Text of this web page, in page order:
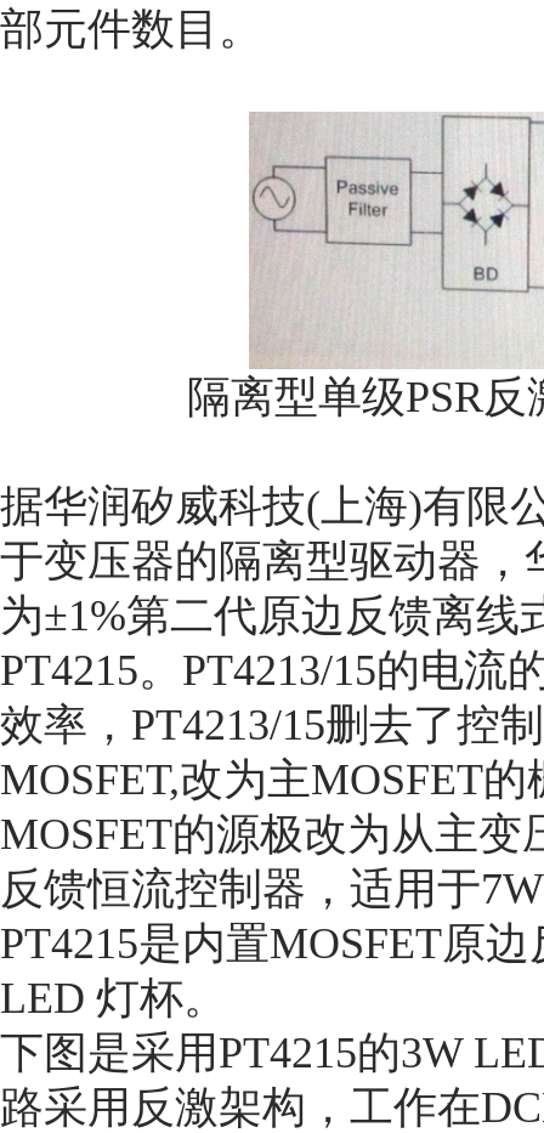
部元件数目。
隔离型单级PSR
据华润矽威科技(上海)有限
于变压器的隔离型驱动器
为±1%第二代原边反馈离线
PT4215。PT4213/15的电
效率，PT4213/15删去了控
MOSFET,改为主MOSFET
MOSFET的源极改为从主变
反馈恒流控制器，适用于
PT4215是内置MOSFET原
LED 灯杯。
下图是采用PT4215的3W
路采用反激架构，工作在